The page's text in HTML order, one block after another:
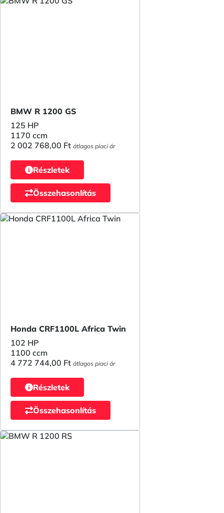
BMW R 1200 GS
125 HP
1170 ccm
2 002 768,00 Ft átlagos piaci ár
Részletek
Összehasonlítás
Honda CRF1100L Africa Twin
102 HP
1100 ccm
4 772 744,00 Ft átlagos piaci ár
Részletek
Összehasonlítás